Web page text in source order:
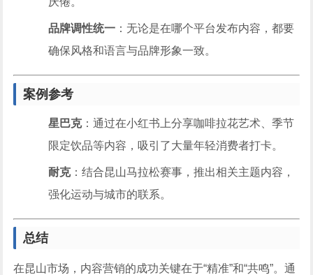
品牌调性统一 ：无论是在哪个平台发布内容，都要
确保风格和语言与品牌形象一致。
案例参考
星巴克：通过在小红书上分享咖啡拉花艺术、季节
限定饮品等内容，吸引了大量年轻消费者打卡。
耐克：结合昆山马拉松赛事，推出相关主题内容，
强化运动与城市的联系。
总结
在昆山市场，内容营销的成功关键在于“精准”和“共鸣”。通